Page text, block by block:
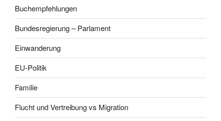
Buchempfehlungen
Bundesregierung – Parlament
Einwanderung
EU-Politik
Familie
Flucht und Vertreibung vs Migration